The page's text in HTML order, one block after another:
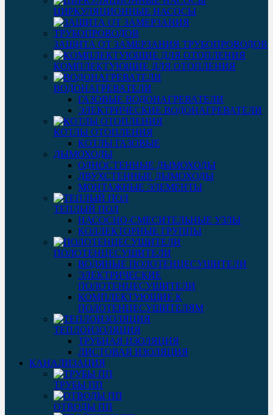
ЦИРКУЛЯЦИОННЫЕ НАСОСЫ
ЗАЩИТА ОТ ЗАМЕРЗАНИЯ ТРУБОПРОВОДОВ
КОМПЛЕКТУЮЩИЕ ДЛЯ ОТОПЛЕНИЯ
ВОДОНАГРЕВАТЕЛИ
ГАЗОВЫЕ ВОДОНАГРЕВАТЕЛИ
ЭЛЕКТРИЧЕСКИЕ ВОДОНАГРЕВАТЕЛИ
КОТЛЫ ОТОПЛЕНИЯ
КОТЛЫ ГАЗОВЫЕ
ДЫМОХОДЫ
ОДНОСТЕННЫЕ ДЫМОХОДЫ
ДВУХСТЕННЫЕ ДЫМОХОДЫ
МОНТАЖНЫЕ ЭЛЕМЕНТЫ
ТЕПЛЫЙ ПОЛ
НАСОСНО-СМЕСИТЕЛЬНЫЕ УЗЛЫ
КОЛЛЕКТОРНЫЕ ГРУППЫ
ПОЛОТЕНЦЕСУШИТЕЛИ
ВОДЯНЫЕ ПОЛОТЕНЦЕСУШИТЕЛИ
ЭЛЕКТРИЧЕСКИЕ
ПОЛОТЕНЦЕСУШИТЕЛИ
КОМПЛЕКТУЮЩИЕ К
ПОЛОТЕНЦЕСУШИТЕЛЯМ
ТЕПЛОИЗОЛЯЦИЯ
ТРУБНАЯ ИЗОЛЯЦИЯ
ЛИСТОВАЯ ИЗОЛЯЦИЯ
КАНАЛИЗАЦИЯ
ТРУБЫ ПП
ОТВОДЫ ПП